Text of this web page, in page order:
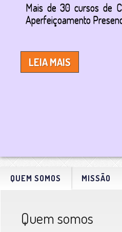
Mais de 30 cursos de
Aperfeiçoamento
LEIA MAIS
QUEM SOMOS MISSÃO
Quem somos